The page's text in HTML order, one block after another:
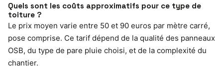
Quels sont les coûts approximatifs pour ce type de
toiture ?
Le prix moyen varie entre 50 et 90 euros par mètre carré,
pose comprise. Ce tarif dépend de la qualité des panneaux
OSB, du type de pare pluie choisi, et de la complexité du
chantier.